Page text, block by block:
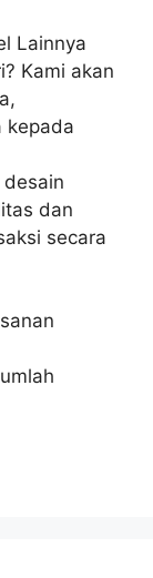
Lainnya
Kami akan
kepada
dan
secara